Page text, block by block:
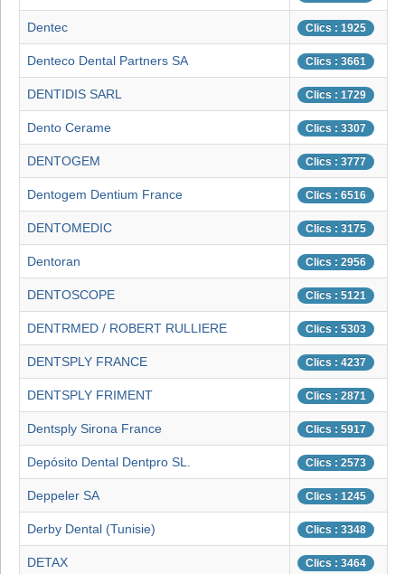
Dentec Clics : 1925
Denteco Dental Partners SA Clics : 3661
DENTIDIS SARL Clics : 1729
Dento Cerame Clics : 3307
DENTOGEM Clics : 3777
Dentogem Dentium France Clics : 6516
DENTOMEDIC Clics : 3175
Dentoran Clics : 2956
DENTOSCOPE Clics : 5121
DENTRMED / ROBERT RULLIERE Clics : 5303
DENTSPLY FRANCE Clics : 4237
DENTSPLY FRIMENT Clics : 2871
Dentsply Sirona France Clics : 5917
Depósito Dental Dentpro SL. Clics : 2573
Deppeler SA Clics : 1245
Derby Dental (Tunisie) Clics : 3348
DETAX Clics : 3464